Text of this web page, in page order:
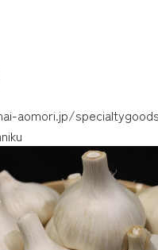
aomori.jp/
aomori.jp/
aomori.jp/